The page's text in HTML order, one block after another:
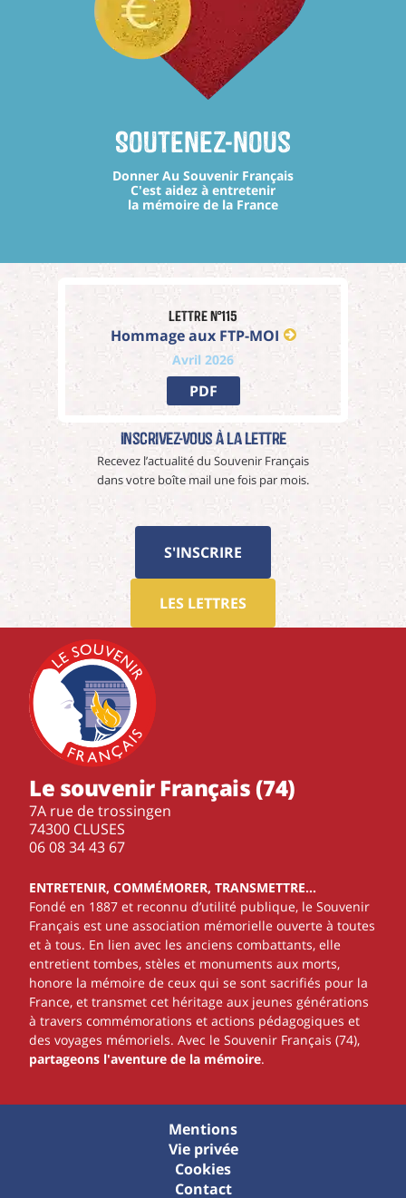
Soutenez-nous
Donner Au Souvenir Français
C'est aidez à entretenir
la mémoire de la France
Lettre n°115
Hommage aux FTP-MOI
Avril 2026
PDF
Inscrivez-vous à La Lettre
Recevez l’actualité du Souvenir Français
dans votre boîte mail une fois par mois.
S'INSCRIRE
LES LETTRES
Le souvenir Français (74)
7A rue de trossingen
74300 CLUSES
‭06 08 34 43 67‬
ENTRETENIR, COMMÉMORER, TRANSMETTRE…
Fondé en 1887 et reconnu d’utilité publique, le Souvenir
Français est une association mémorielle ouverte à toutes
et à tous. En lien avec les anciens combattants, elle
entretient tombes, stèles et monuments aux morts,
honore la mémoire de ceux qui se sont sacrifiés pour la
France, et transmet cet héritage aux jeunes générations
à travers commémorations et actions pédagogiques et
des voyages mémoriels. Avec le Souvenir Français (74),
partageons l'aventure de la mémoire.
Mentions
Vie privée
Cookies
Contact